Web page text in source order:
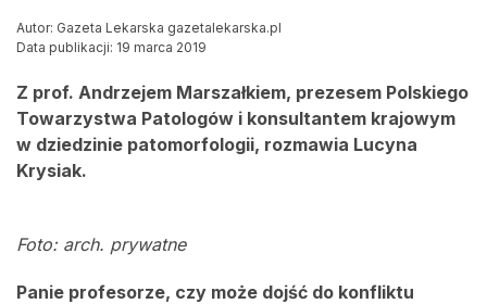
Autor: Gazeta Lekarska gazetalekarska.pl
Data publikacji: 19 marca 2019
Z prof. Andrzejem Marszałkiem, prezesem Polskiego
Towarzystwa Patologów i konsultantem krajowym
w dziedzinie patomorfologii, rozmawia Lucyna
Krysiak.
Foto: arch. prywatne
Panie profesorze, czy może dojść do konfliktu